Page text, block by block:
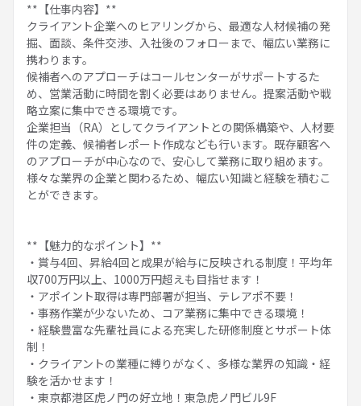
**【仕事内容】**
クライアント企業へのヒアリングから、最適な人材候補の発
掘、面談、条件交渉、入社後のフォローまで、幅広い業務に
携わります。
候補者へのアプローチはコールセンターがサポートするた
め、営業活動に時間を割く必要はありません。提案活動や戦
略立案に集中できる環境です。
企業担当（RA）としてクライアントとの関係構築や、人材要
件の定義、候補者レポート作成なども行います。既存顧客へ
のアプローチが中心なので、安心して業務に取り組めます。
様々な業界の企業と関わるため、幅広い知識と経験を積むこ
とができます。
**【魅力的なポイント】**
・賞与4回、昇給4回と成果が給与に反映される制度！平均年
収700万円以上、1000万円超えも目指せます！
・アポイント取得は専門部署が担当、テレアポ不要！
・事務作業が少ないため、コア業務に集中できる環境！
・経験豊富な先輩社員による充実した研修制度とサポート体
制！
・クライアントの業種に縛りがなく、多様な業界の知識・経
験を活かせます！
・東京都港区虎ノ門の好立地！東急虎ノ門ビル9F